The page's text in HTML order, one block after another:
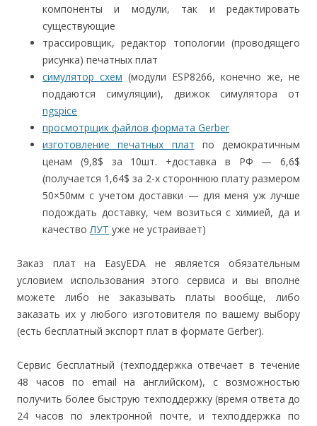
компоненты и модули, так и редактировать
существующие
трассировщик, редактор топологии (проводящего
рисунка) печатных плат
симулятор схем (модули ESP8266, конечно же, не
поддаются симуляции), движок симулятора от
ngspice
просмотрщик файлов формата Gerber
изготовление печатных плат по демократичным
ценам (9,8$ за 10шт. +доставка в РФ — 6,6$
(получается 1,64$ за 2-х стороннюю плату размером
50×50мм с учетом доставки — для меня уж лучше
подождать доставку, чем возиться с химией, да и
качествоЛУТ уже не устраивает)
Заказ плат на EasyEDA не является обязательным
условием использования этого сервиса и вы вполне
можете либо не заказывать платы вообще, либо
заказать их у любого изготовителя по вашему выбору
(есть бесплатный экспорт плат в формате Gerber).
Сервис бесплатный (техподдержка отвечает в течение
48 часов по email на английском), с возможностью
получить более быструю техподдержку (время ответа до
24 часов по электронной почте, и техподдержка по